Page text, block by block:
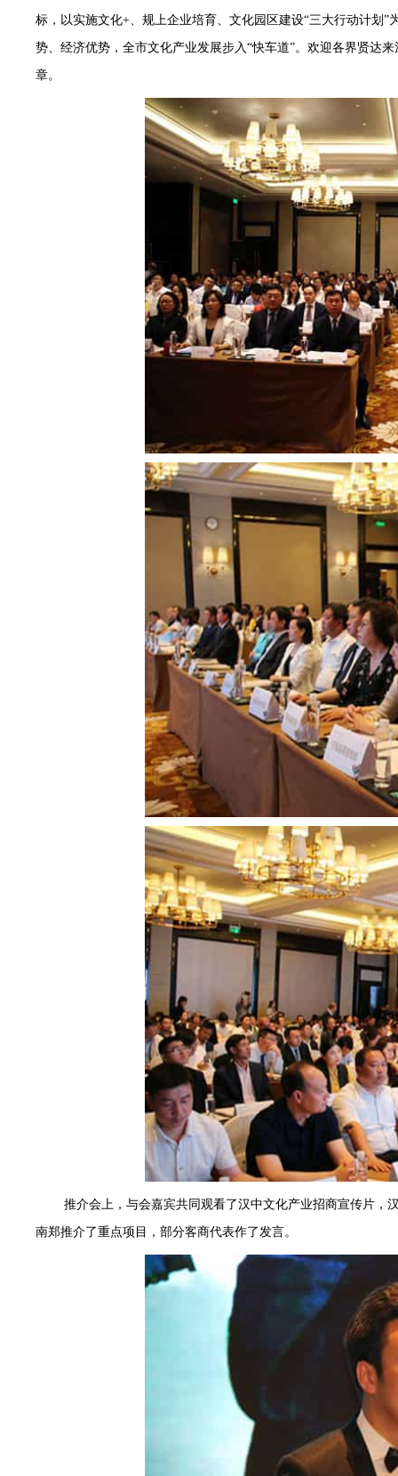
标，以实施文化+、规上企业培育、文化园区建设“三大行动计划
势、经济优势，全市文化产业发展步入“快车道”。欢迎各界贤达
章。
推介会上，与会嘉宾共同观看了汉中文化产业招商宣传片，
南郑推介了重点项目，部分客商代表作了发言。